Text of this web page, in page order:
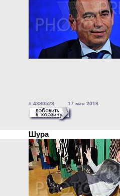
# 4380523 17 мая 2018
Шура